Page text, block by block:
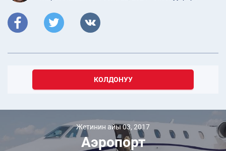
КОЛДОНУУ
Жетинин айы 03, 2017
Аэропорт